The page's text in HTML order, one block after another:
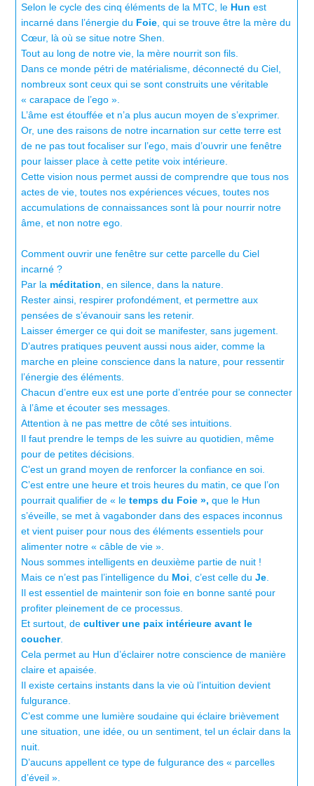
Selon le cycle des cinq éléments de la MTC, le Hun est
incarné dans l’énergie du Foie , qui se trouve être la mère du
Cœur, là où se situe notre Shen.
Tout au long de notre vie, la mère nourrit son fils.
Dans ce monde pétri de matérialisme, déconnecté du Ciel,
nombreux sont ceux qui se sont construits une véritable
« carapace de l’ego ».
L’âme est étouffée et n’a plus aucun moyen de s’exprimer.
Or, une des raisons de notre incarnation sur cette terre est
de ne pas tout focaliser sur l’ego, mais d’ouvrir une fenêtre
pour laisser place à cette petite voix intérieure.
Cette vision nous permet aussi de comprendre que tous nos
actes de vie, toutes nos expériences vécues, toutes nos
accumulations de connaissances sont là pour nourrir notre
âme, et non notre ego.
Comment ouvrir une fenêtre sur cette parcelle du Ciel
incarné ?
Par la méditation , en silence, dans la nature.
Rester ainsi, respirer profondément, et permettre aux
pensées de s’évanouir sans les retenir.
Laisser émerger ce qui doit se manifester, sans jugement.
D’autres pratiques peuvent aussi nous aider, comme la
marche en pleine conscience dans la nature, pour ressentir
l’énergie des éléments.
Chacun d’entre eux est une porte d’entrée pour se connecter
à l’âme et écouter ses messages.
Attention à ne pas mettre de côté ses intuitions.
Il faut prendre le temps de les suivre au quotidien, même
pour de petites décisions.
C’est un grand moyen de renforcer la confiance en soi.
C’est entre une heure et trois heures du matin, ce que l’on
pourrait qualifier de « letemps du Foie », que le Hun
s’éveille, se met à vagabonder dans des espaces inconnus
et vient puiser pour nous des éléments essentiels pour
alimenter notre « câble de vie ».
Nous sommes intelligents en deuxième partie de nuit !
Mais ce n’est pas l’intelligence du Moi , c’est celle duJe
Il est essentiel de maintenir son foie en bonne santé pour
profiter pleinement de ce processus.
Et surtout, decultiver une paix intérieure avant le
coucher.
Cela permet au Hun d’éclairer notre conscience de manière
claire et apaisée.
Il existe certains instants dans la vie où l’intuition devient
fulgurance.
C’est comme une lumière soudaine qui éclaire brièvement
une situation, une idée, ou un sentiment, tel un éclair dans la
nuit.
D’aucuns appellent ce type de fulgurance des « parcelles
d’éveil ».